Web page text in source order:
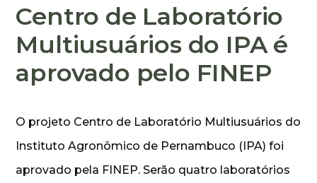
Centro de Laboratório
Multiusuários do IPA é
aprovado pelo FINEP
O projeto Centro de Laboratório Multiusuários do
Instituto Agronômico de Pernambuco (IPA) foi
aprovado pela FINEP. Serão quatro laboratórios